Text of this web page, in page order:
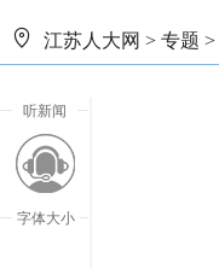
江苏人大网 > 专题 >
听新闻
字体大小